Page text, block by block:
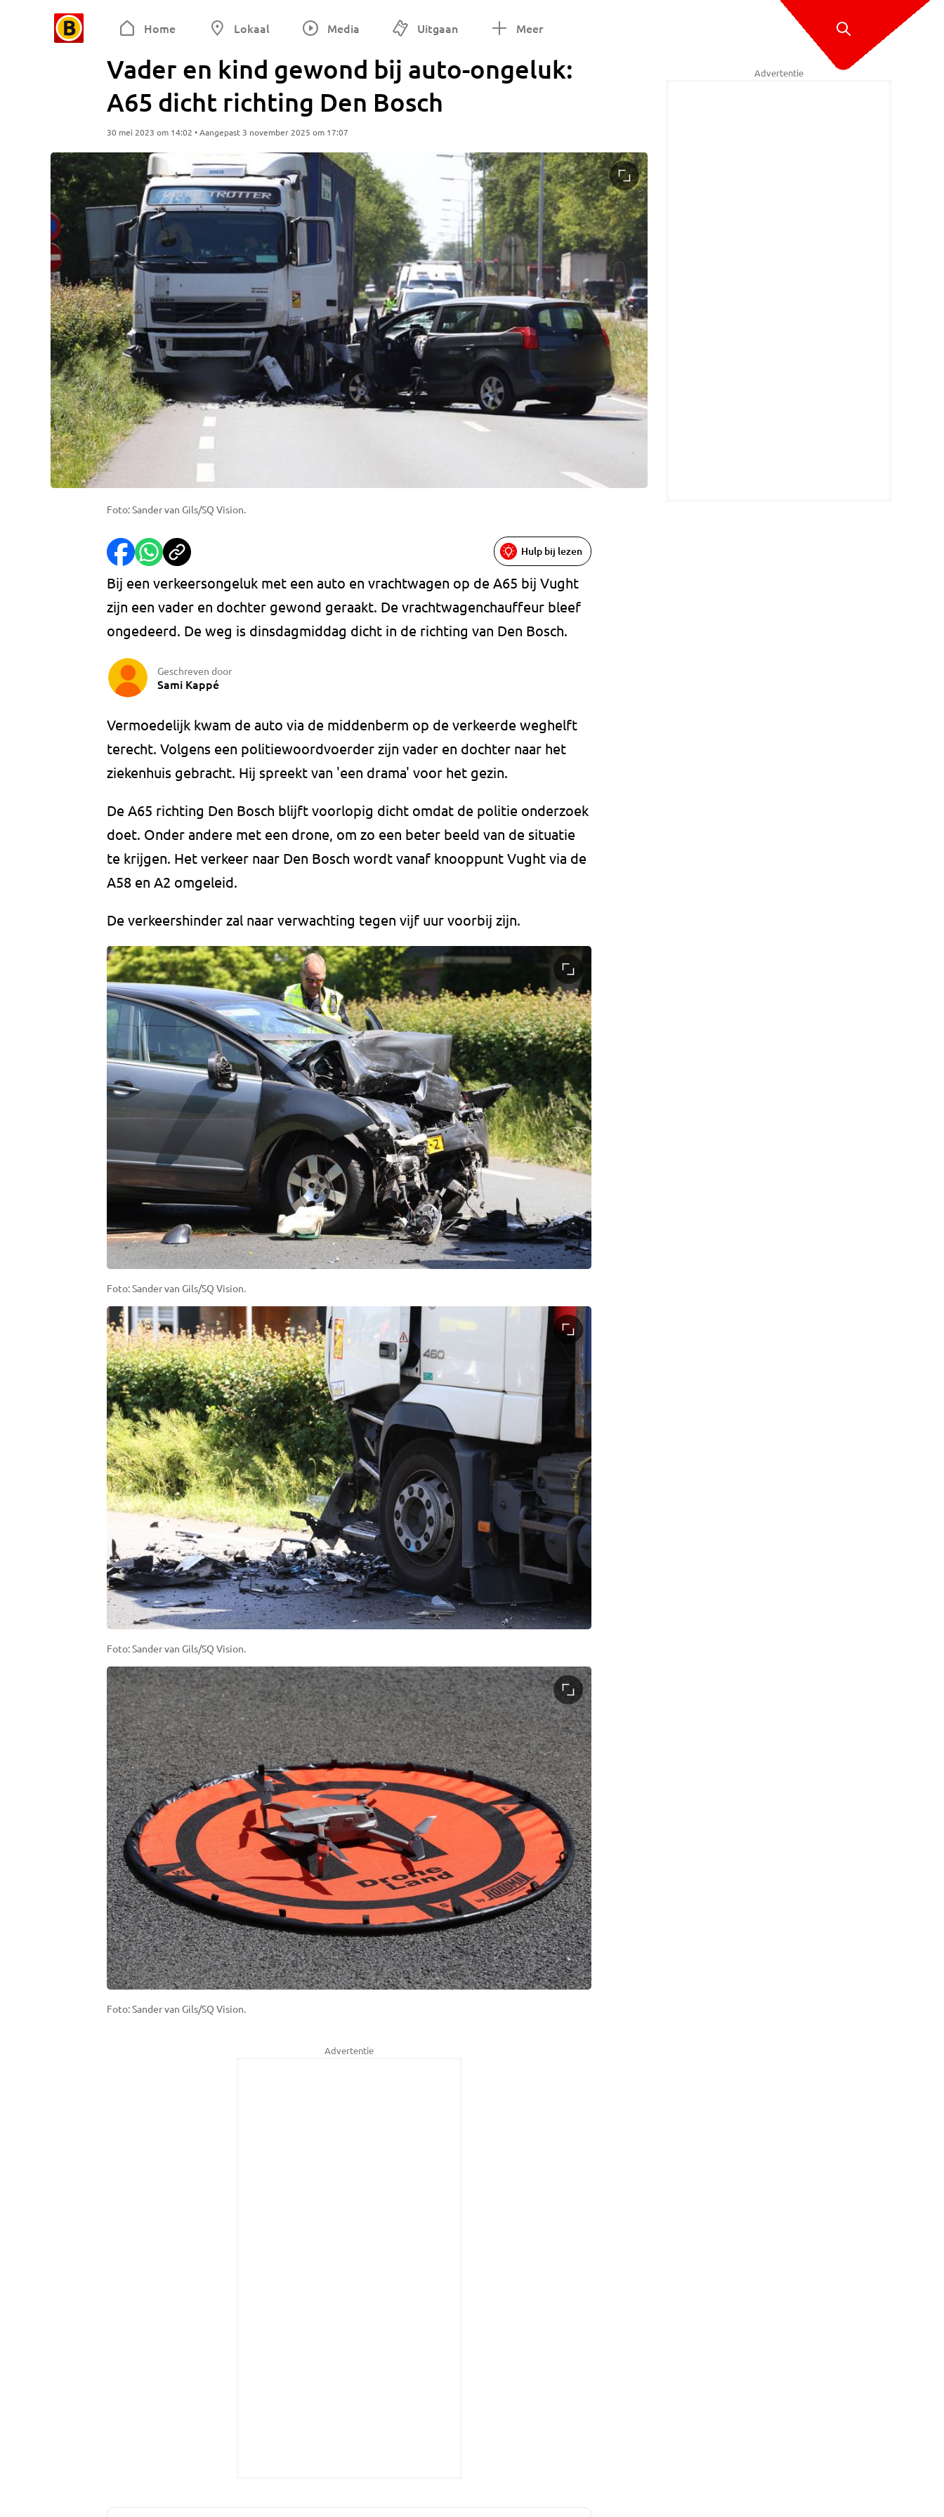
Home Lokaal Media Uitgaan Meer
Vader en kind gewond bij auto-ongeluk:
A65 dicht richting Den Bosch
30 mei 2023 om 14:02 • Aangepast 3 november 2025 om 17:07
Foto: Sander van Gils/SQ Vision.
Hulp bij lezen
Bij een verkeersongeluk met een auto en vrachtwagen op de A65 bij Vught
zijn een vader en dochter gewond geraakt. De vrachtwagenchauffeur bleef
ongedeerd. De weg is dinsdagmiddag dicht in de richting van Den Bosch.
Geschreven door
Sami Kappé
Vermoedelijk kwam de auto via de middenberm op de verkeerde weghelft
terecht. Volgens een politiewoordvoerder zijn vader en dochter naar het
ziekenhuis gebracht. Hij spreekt van 'een drama' voor het gezin.
De A65 richting Den Bosch blijft voorlopig dicht omdat de politie onderzoek
doet. Onder andere met een drone, om zo een beter beeld van de situatie
te krijgen. Het verkeer naar Den Bosch wordt vanaf knooppunt Vught via de
A58 en A2 omgeleid.
De verkeershinder zal naar verwachting tegen vijf uur voorbij zijn.
Foto: Sander van Gils/SQ Vision.
Foto: Sander van Gils/SQ Vision.
Foto: Sander van Gils/SQ Vision.
Advertentie
Advertentie